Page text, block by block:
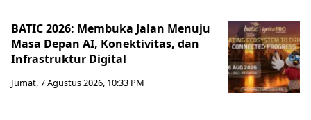
BATIC 2026: Membuka Jalan Menuju
Masa Depan AI, Konektivitas, dan
Infrastruktur Digital
Jumat, 7 Agustus 2026, 10:33 PM